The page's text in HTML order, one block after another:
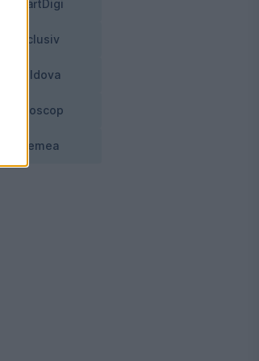
SmartDigi
Exclusiv
Moldova
Horoscop
Vremea